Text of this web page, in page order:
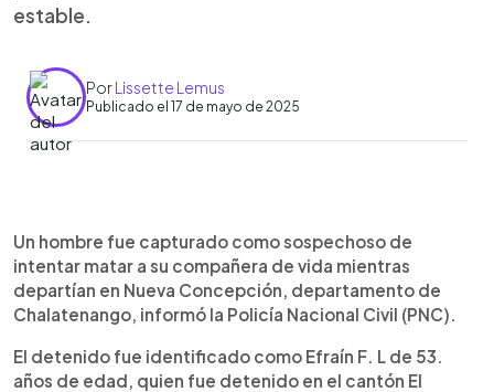
estable.
PorLissette Lemus
Publicado el 17 de mayo de 2025
► Escuchar artículo
Un hombre fue capturado como sospechoso de
intentar matar a su compañera de vida mientras
departían en Nueva Concepción, departamento de
Chalatenango, informó la Policía Nacional Civil (PNC).
El detenido fue identificado como Efraín F. L de 53.
años de edad, quien fue detenido en el cantón El